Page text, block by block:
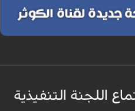
اللجنة التنفيذية